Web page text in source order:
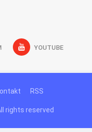
YOUTUBE
RSS
rights reserved